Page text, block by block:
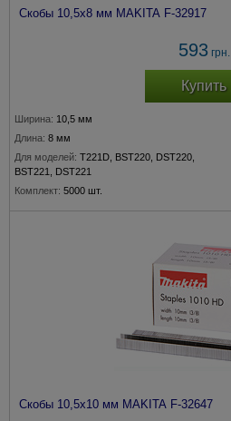
Скобы 10,5х8 мм MAKITA F-32917
593грн.
Купить
Ширина: 10,5 мм
Длина: 8 мм
Для моделей: T221D, BST220, DST220,
BST221, DST221
Комплект: 5000 шт.
Скобы 10,5х10 мм MAKITA F-32647